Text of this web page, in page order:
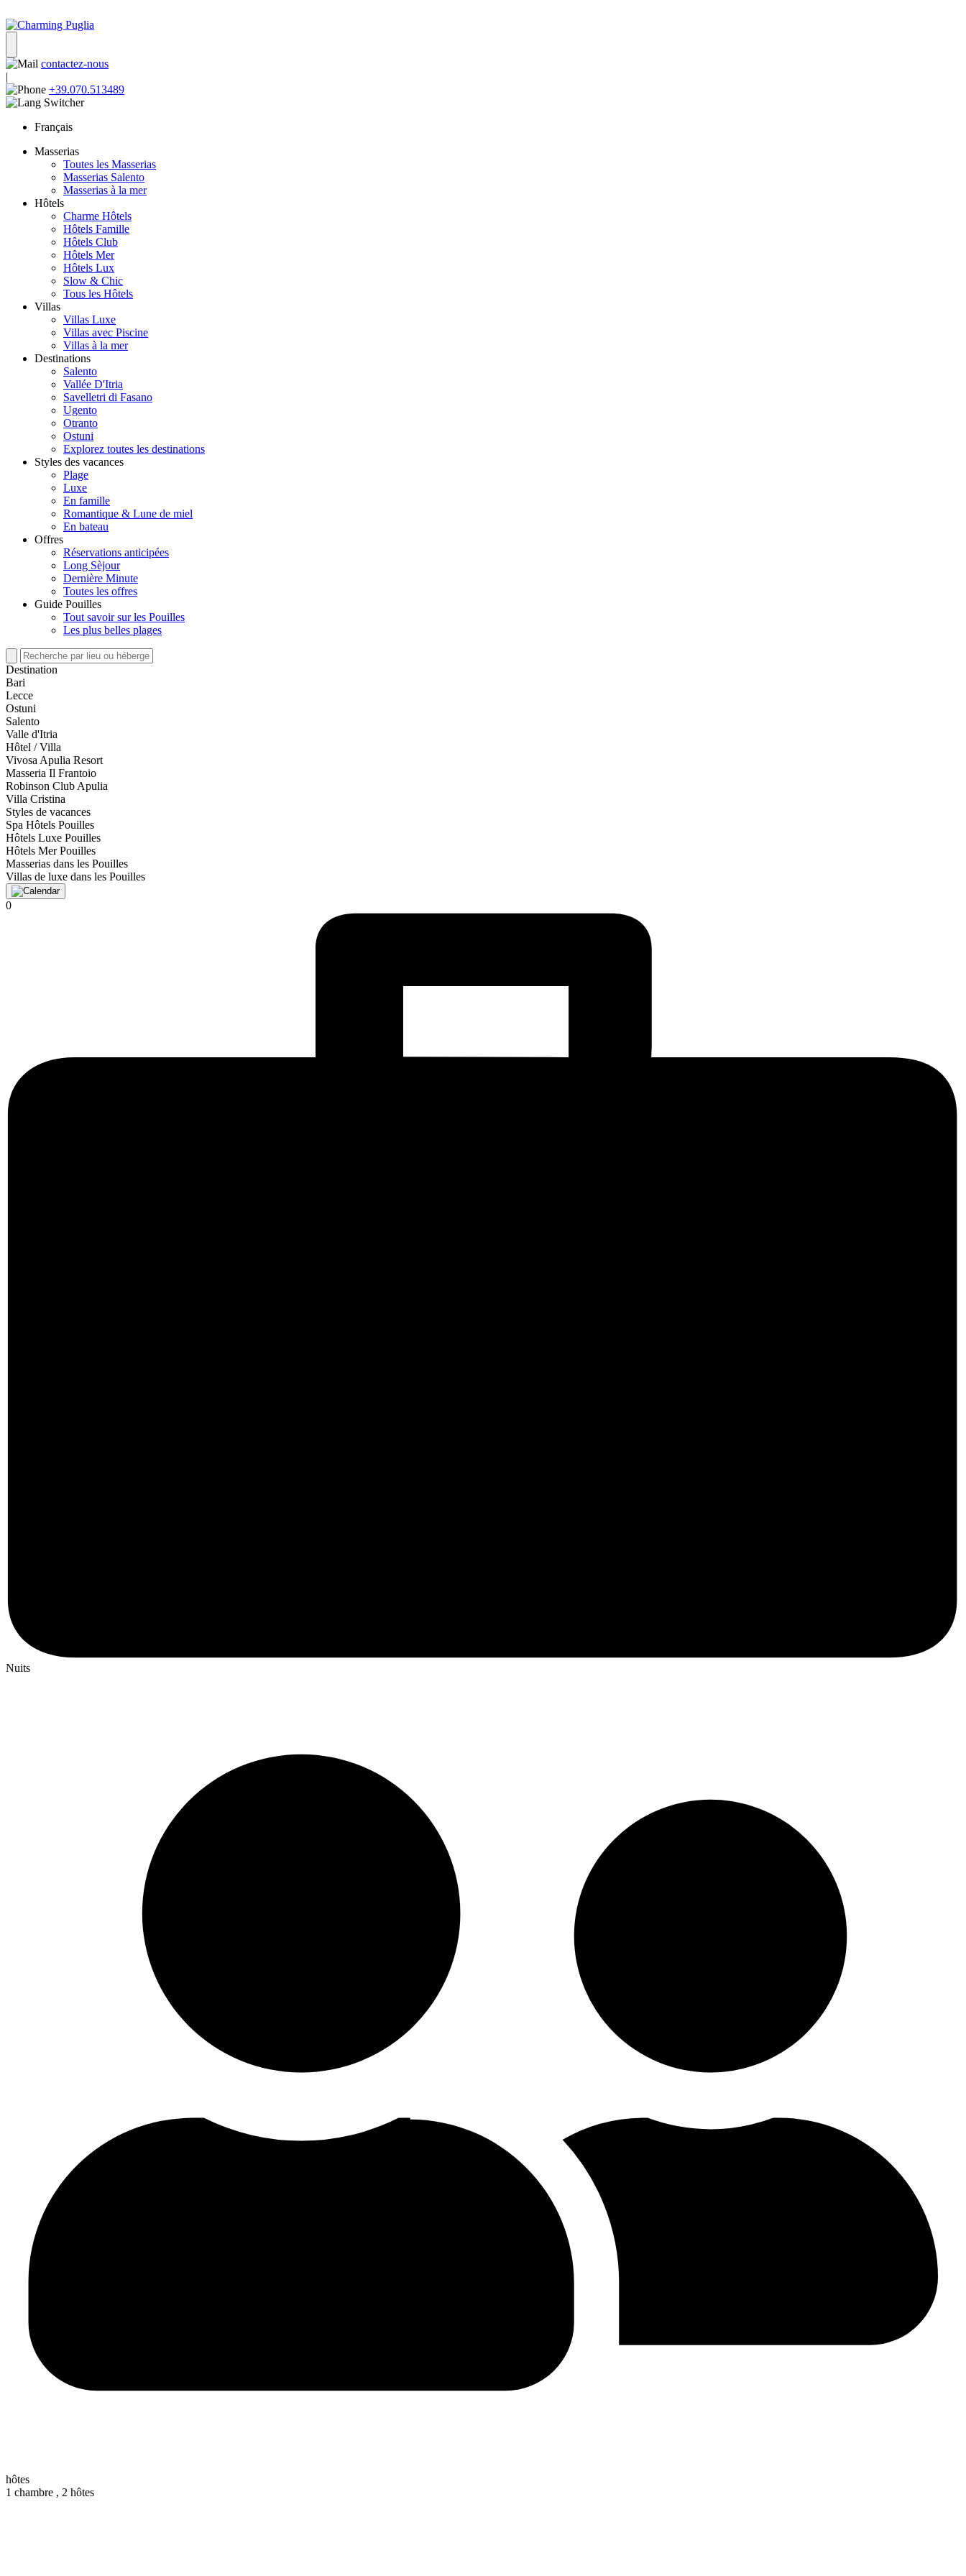
contactez-nous
|
+39.070.513489
Français
Masserias
Toutes les Masserias
Masserias Salento
Masserias à la mer
Hôtels
Charme Hôtels
Hôtels Famille
Hôtels Club
Hôtels Mer
Hôtels Lux
Slow & Chic
Tous les Hôtels
Villas
Villas Luxe
Villas avec Piscine
Villas à la mer
Destinations
Salento
Vallée D'Itria
Savelletri di Fasano
Ugento
Otranto
Ostuni
Explorez toutes les destinations
Styles des vacances
Plage
Luxe
En famille
Romantique & Lune de miel
En bateau
Offres
Réservations anticipées
Long Sèjour
Dernière Minute
Toutes les offres
Guide Pouilles
Tout savoir sur les Pouilles
Les plus belles plages
Destination
Bari
Lecce
Ostuni
Salento
Valle d'Itria
Hôtel / Villa
Vivosa Apulia Resort
Masseria Il Frantoio
Robinson Club Apulia
Villa Cristina
Styles de vacances
Spa Hôtels Pouilles
Hôtels Luxe Pouilles
Hôtels Mer Pouilles
Masserias dans les Pouilles
Villas de luxe dans les Pouilles
0
Nuits
hôtes
1 chambre , 2 hôtes